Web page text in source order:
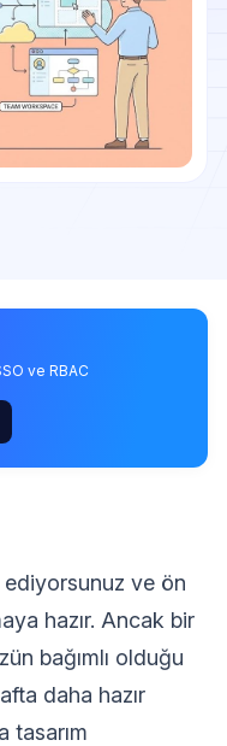
ve RBAC
ve ön
hazır. Ancak bir
bağımlı olduğu
daha hazır
tasarım